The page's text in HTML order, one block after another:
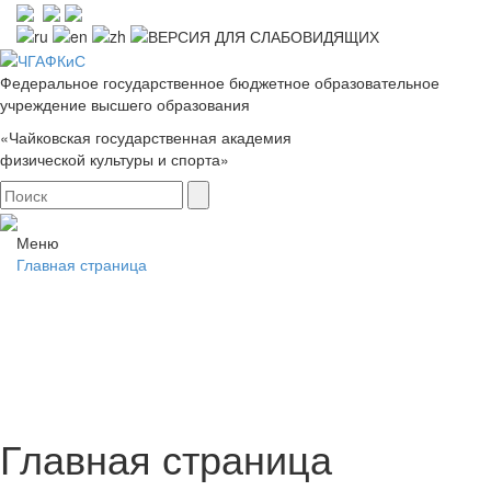
Федеральное государственное бюджетное образовательное
учреждение высшего образования
«Чайковская государственная академия
физической культуры и спорта»
Меню
Главная страница
Главная страница